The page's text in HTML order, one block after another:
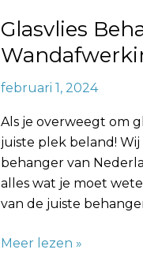
Glasvlies
februari 1, 2024
Als je overweegt om
juiste plek beland!
behanger van
alles wat je moet
van de juiste
Meer lezen »